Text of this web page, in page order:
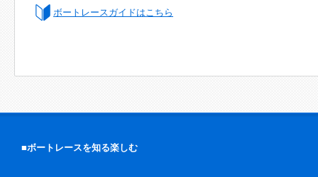
ボートレースガイドはこちら
■ボートレースを知る楽しむ